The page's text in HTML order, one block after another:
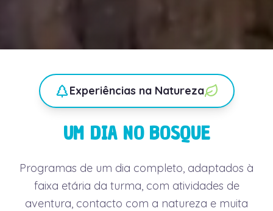
Experiências na Natureza
UM DIA NO BOSQUE
Programas de um dia completo, adaptados à
faixa etária da turma, com atividades de
aventura, contacto com a natureza e muita